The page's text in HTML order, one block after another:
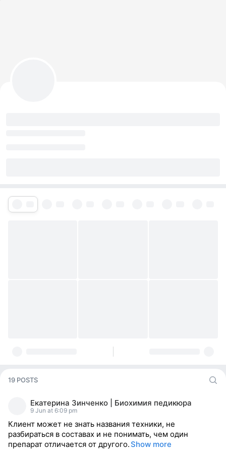
19 POSTS
Екатерина Зинченко | Биохимия педикюра
9 Jun at 6:09 pm
Клиент может не знать названия техники, не
разбираться в составах и не понимать, чем один
препарат отличается от другого.Show more